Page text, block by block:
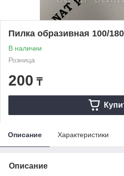
Пилка образивная 100/180
В наличии
Розница
200 ₸
Описание Характеристики
Описание